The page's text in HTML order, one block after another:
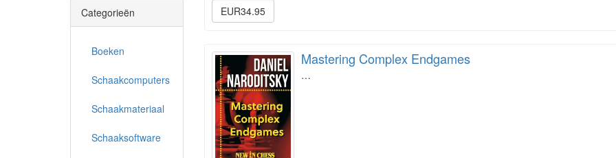
EUR34.95
Mastering Complex Endgames
…
Categorieën
Boeken
Schaakcomputers
Schaakmateriaal
Schaaksoftware